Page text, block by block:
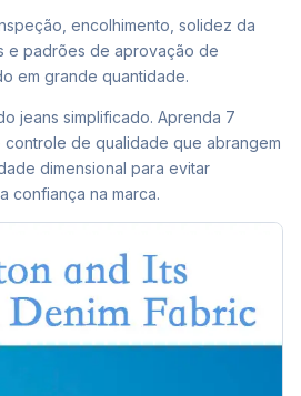
encolhimento, solidez da
e padrões de aprovação de
em grande quantidade.
jeans simplificado. Aprenda 7
de qualidade que abrangem
dimensional para evitar
confiança na marca.